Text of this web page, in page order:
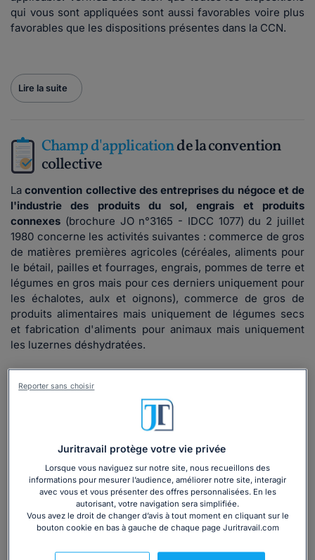
qui vous sont appliquées sont aussi favorables voire plus
favorables que les dispositions présentes dans la CCN.
Lire la suite
Champ d'applicationde la convention
collective
Laconvention collective des entreprises du négoce et de
l'industrie des produits du sol, engrais
et produits
connexes (brochure JO n°3165 - IDCC 1077) du 2 juillet
1980 concerne les activités suivantes : commerce de gros
de matières premières agricoles (céréales, aliments pour
le bétail, pailles et fourrages, engrais, pommes de terre et
légumes en gros mais pour ces derniers uniquement pour
les échalotes, aulx et oignons), commerce de gros de
produits alimentaires mais uniquement de légumes secs
et fabrication d'aliments pour animaux mais uniquement
les luzernes déshydratées.
Elle s'applique sur le territoire national.
Juritravail protège votre vie privée
Lorsque vous naviguez sur notre site, nous recueillons des
informations pour mesurer l’audience, améliorer notre site, interagir
avec vous et vous présenter des offres personnalisées. En les
autorisant, votre navigation sera simplifiée.
Vous avez le droit de changer d’avis à tout moment en cliquant sur le
bouton cookie en bas à gauche de chaque page Juritravail.com
Reporter sans choisir